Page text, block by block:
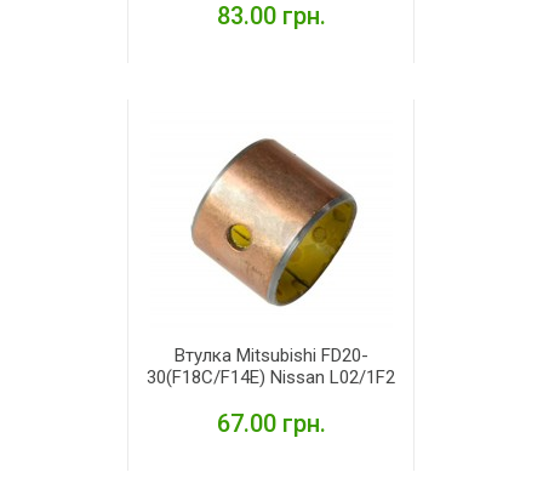
83.00 грн.
Втулка Mitsubishi FD20-
30(F18C/F14E) Nissan L02/1F2
67.00 грн.